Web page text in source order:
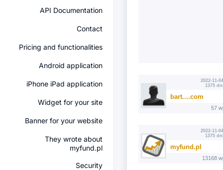
API Documentation
Contact
Pricing and functionalities
Android application
iPhone iPad application
Widget for your site
Banner for your website
They wrote about
myfund.pl
Security
2022-11-
1375
bart....com
57
2022-11-
1375
myfund.pl
13168